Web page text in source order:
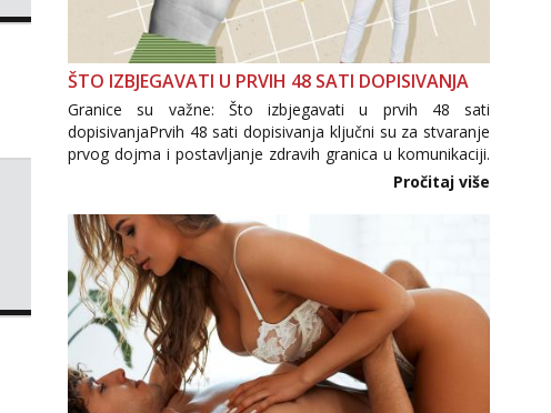
ŠTO IZBJEGAVATI U PRVIH 48 SATI DOPISIVANJA
Granice su važne: Što izbjegavati u prvih 48 sati
dopisivanjaPrvih 48 sati dopisivanja ključni su za stvaranje
prvog dojma i postavljanje zdravih granica u komunikaciji.
Važno je izbjeći prebrzo otkrivanje osobnih ili intimnih
informacija, jer nepoznata osoba još nije zaslužila to
povjerenje. Takođe...
Pročitaj više